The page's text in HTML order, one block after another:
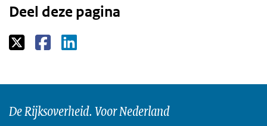
Deel deze pagina
De Rijksoverheid. Voor Nederland